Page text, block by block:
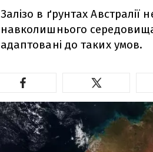
Залізо в ґрунтах Австралії
навколишнього
адаптовані до таких умов.